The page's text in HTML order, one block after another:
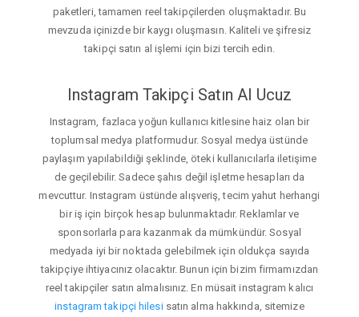
paketleri, tamamen reel takipçilerden oluşmaktadır. Bu
mevzuda içinizde bir kaygı oluşmasın. Kaliteli ve şifresiz
takipçi satın al işlemi için bizi tercih edin.
Instagram Takipçi Satın Al Ucuz
Instagram, fazlaca yoğun kullanıcı kitlesine haiz olan bir
toplumsal medya platformudur. Sosyal medya üstünde
paylaşım yapılabildiği şeklinde, öteki kullanıcılarla iletişime
de geçilebilir. Sadece şahıs değil işletme hesapları da
mevcuttur. Instagram üstünde alışveriş, tecim yahut herhangi
bir iş için birçok hesap bulunmaktadır. Reklamlar ve
sponsorlarla para kazanmak da mümkündür. Sosyal
medyada iyi bir noktada gelebilmek için oldukça sayıda
takipçiye ihtiyacınız olacaktır. Bunun için bizim firmamızdan
reel takipçiler satın almalısınız. En müsait instagram kalıcı
instagram takipçi hilesisatın alma hakkında, sitemize